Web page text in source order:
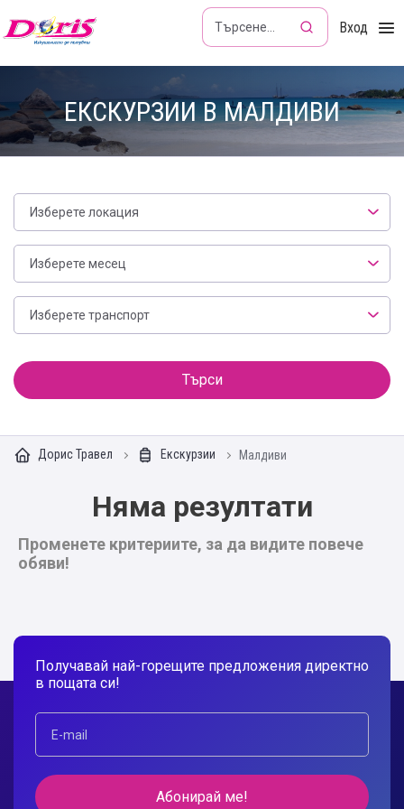
Doris - Изкушението да пътуваш Вход
ЕКСКУРЗИИ В МАЛДИВИ
Изберете локация
Месец
Изберете месец
Транспорт
Изберете транспорт
Търси
Дорис Травел Екскурзии Малдиви
Няма резултати
Променете критериите, за да видите повече
обяви!
Получавай най-горещите предложения директно
в пощата си!
Абонирай ме!